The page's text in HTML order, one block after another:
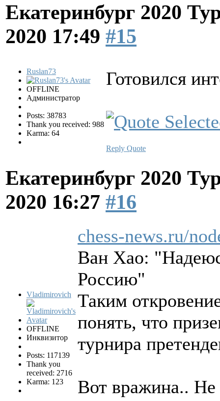
Екатеринбург 2020
2020 17:49 #15
Ruslan73
OFFLINE
Администратор
Posts: 38783
Thank you received: 988
Karma: 64
Готовился
Reply Quote
Екатеринбург 2020
2020 16:27 #16
Vladimirovich
OFFLINE
Инквизитор
Posts: 117139
Thank you
received: 2716
Karma: 123
chess-news.ru/
Ван Хао:
Россию"
Таким
понять, что
турнира
Вот вражина.. Не